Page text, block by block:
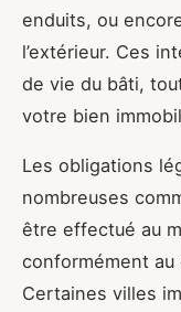
enduits, ou
l’extérieur. Ces
de vie du bâti,
votre bien
Les obligations
nombreuses
être effectué au
conformément
Certaines villes